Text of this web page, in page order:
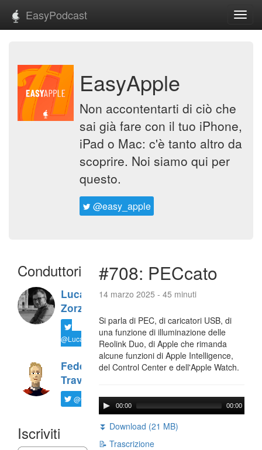
EasyPodcast
EasyApple
Non accontentarti di ciò che
sai già fare con il tuo iPhone,
iPad o Mac: c'è tanto altro da
scoprire. Noi siamo qui per
questo.
@easy_apple
Conduttori
Luca
Zorzi
@LucaTNT
Federico
Travaini
@ftrava
Iscriviti
#708: PECcato
14 marzo 2025 - 45 minuti
Si parla di PEC, di caricatori USB, di
una funzione di illuminazione delle
Reolink Duo, di Apple che rimanda
alcune funzioni di Apple Intelligence,
del Control Center e dell'Apple Watch.
00:00 00:00
⏬ Download (21 MB)
📝 Trascrizione